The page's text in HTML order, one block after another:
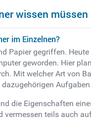
wissen müssen
im Einzelnen?
Papier gegriffen.
geworden. Hier
Mit welcher Art von
die Eigenschaften
vermessen teils auch